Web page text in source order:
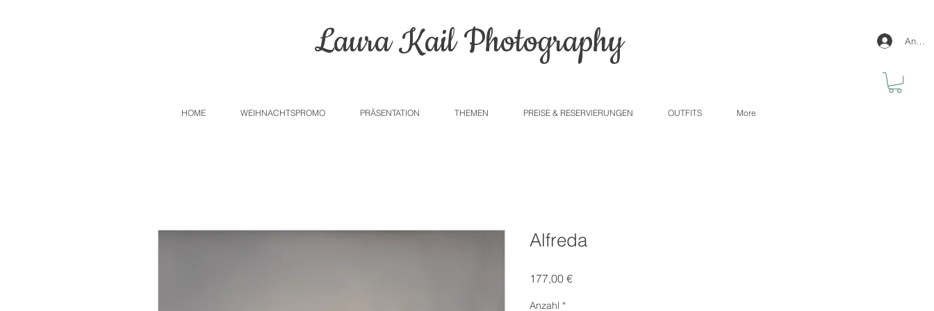
Laura Kail Photography
HOME WEIHNACHTSPROMO PRÄSENTATION THEMEN PREISE & RESERVIERUNGEN OUTFITS More
Alfreda
177,00 €Preis
Anzahl *